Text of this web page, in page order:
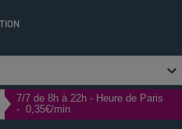
7/7 de 8h à 22h - Heure de Paris
- 0,35€/min